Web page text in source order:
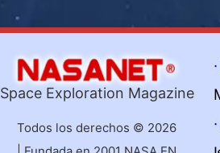
Space Exploration Magazine
Todos los derechos © 2026